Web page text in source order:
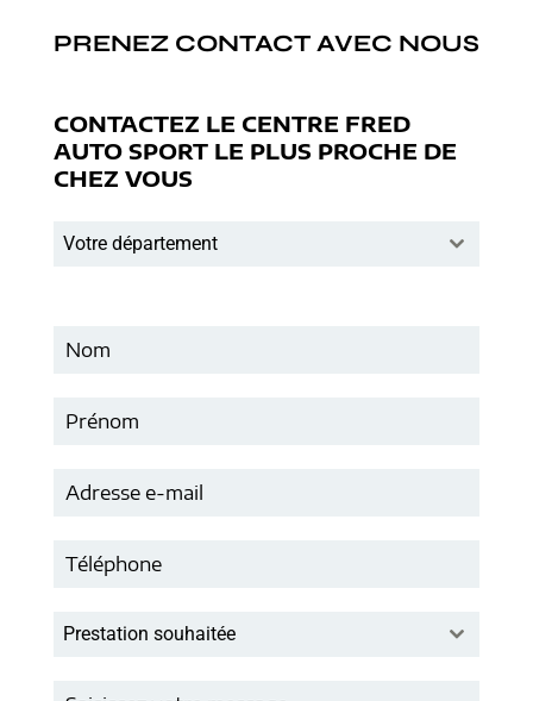
PRENEZ CONTACT AVEC NOUS
CONTACTEZ LE CENTRE FRED
AUTO SPORT LE PLUS PROCHE DE
CHEZ VOUS
Votre département
Prestation souhaitée